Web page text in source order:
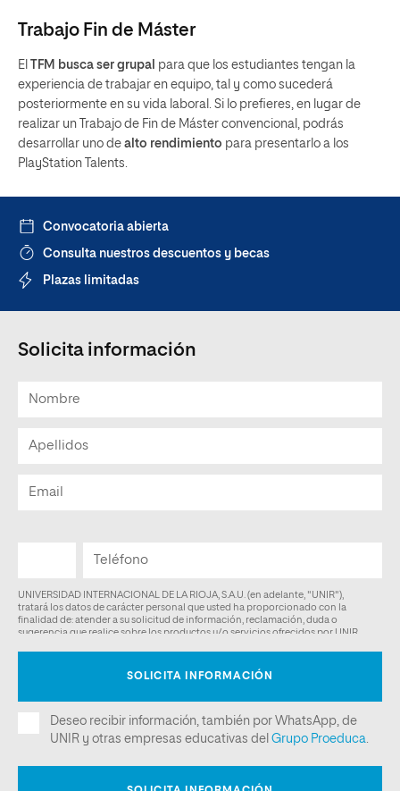
Historia de Animación
Narrativa Audiovisual para
Animación
Obligatoria 6
Taller de Animación para Cine Obligatoria 6
ASIGNATURAS TIPO ECTS
Arte para Videojuegos Obligatoria 6
Efectos Especiales Digitales Obligatoria
Taller de Animación para
Trabajo Fin de Máster
El TFM busca ser grupal para que los estudiantes tengan la
experiencia de trabajar en equipo, tal y como sucederá
posteriormente en su vida laboral. Si lo prefieres, en lugar de
realizar un Trabajo de Fin de Máster convencional, podrás
desarrollar uno de alto rendimiento para presentarlo a los
PlayStation Talents.
Convocatoria abierta
Consulta nuestros descuentos y becas
Plazas limitadas
Solicita información